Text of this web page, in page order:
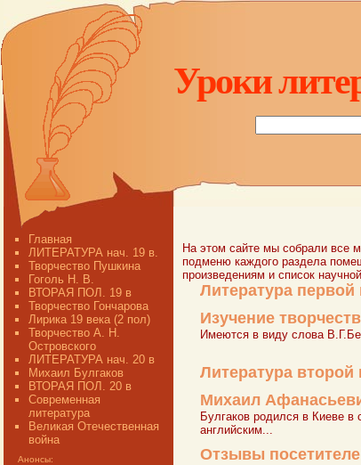
Уроки
Главная
ЛИТЕРАТУРА нач. 19 в.
Творчество Пушкина
Гоголь Н. В.
ВТОРАЯ ПОЛ. 19 в
Творчество Гончарова
Лирика 19 века (2 пол)
Творчество А. Н.
Островского
ЛИТЕРАТУРА нач. 20 в
Михаил Булгаков
ВТОРАЯ ПОЛ. 20 в
Современная
литература
Великая Отечественная
война
Анонсы:
На этом сайте мы собрали все
подменю каждого раздела
произведениям и список
Литература
Изучение
Имеются в виду слова
Литература
Михаил
Булгаков родился в Киеве
английским...
Отзывы